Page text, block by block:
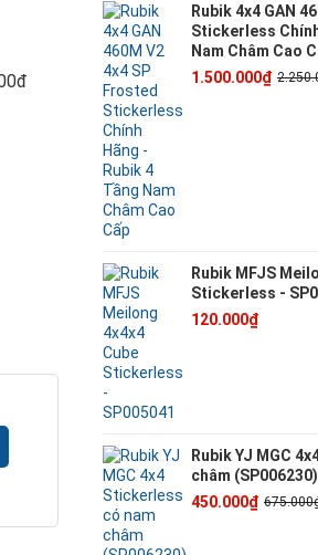
Rubik 4x4 GAN
Stickerless
Nam Châm Cao
1.500.000₫
Rubik MFJS
Stickerless -
120.000₫
Rubik YJ MGC
châm (SP006230)
450.000₫